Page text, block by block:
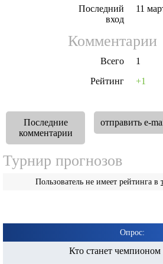
Последний
вход
11
Комментарии
Всего
1
Рейтинг
+1
Последние
комментарии
отправить e-
Турнир прогнозов
Пользователь не имеет рейтинга в
Опрос:
Кто станет чемпионом